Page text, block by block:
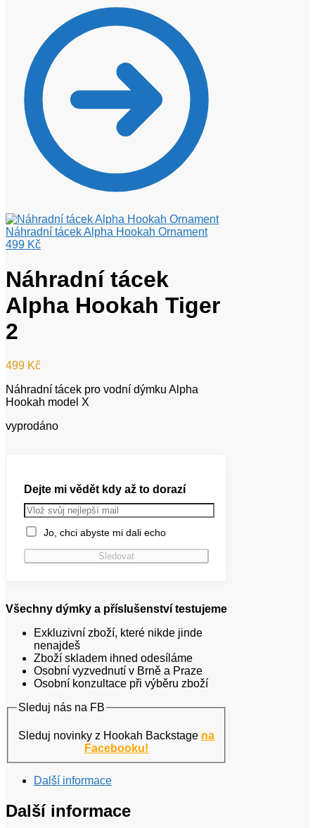
Náhradní tácek Alpha Hookah Ornament
499 Kč
Náhradní tácek
Alpha Hookah Tiger
2
499 Kč
Náhradní tácek pro vodní dýmku Alpha
Hookah model X
vyprodáno
Dejte mi vědět kdy až to dorazí
Jo, chci abyste mi dali echo
Všechny dýmky a příslušenství testujeme
Exkluzivní zboží, které nikde jinde
nenajdeš
Zboží skladem ihned odesíláme
Osobní vyzvednutí v Brně a Praze
Osobní konzultace při výběru zboží
Sleduj nás na FB
Sleduj novinky z Hookah Backstage na
Facebooku!
Další informace
Další informace